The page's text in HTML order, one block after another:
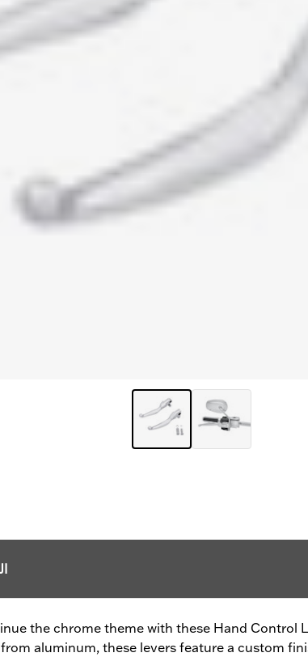
the chrome theme with these Hand Control
aluminum, these levers feature a custom